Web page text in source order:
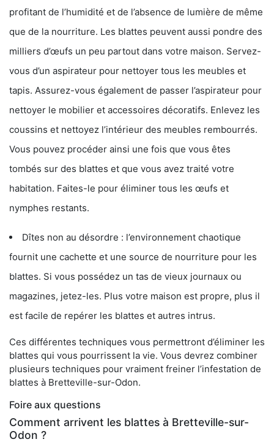
profitant de l’humidité et de l’absence de lumière de même
que de la nourriture. Les blattes peuvent aussi pondre des
milliers d’œufs un peu partout dans votre maison. Servez-
vous d’un aspirateur pour nettoyer tous les meubles et
tapis. Assurez-vous également de passer l’aspirateur pour
nettoyer le mobilier et accessoires décoratifs. Enlevez les
coussins et nettoyez l’intérieur des meubles rembourrés.
Vous pouvez procéder ainsi une fois que vous êtes
tombés sur des blattes et que vous avez traité votre
habitation. Faites-le pour éliminer tous les œufs et
nymphes restants.
Dîtes non au désordre : l’environnement chaotique
fournit une cachette et une source de nourriture pour les
blattes. Si vous possédez un tas de vieux journaux ou
magazines, jetez-les. Plus votre maison est propre, plus il
est facile de repérer les blattes et autres intrus.
Ces différentes techniques vous permettront d’éliminer les
blattes qui vous pourrissent la vie. Vous devrez combiner
plusieurs techniques pour vraiment freiner l’infestation de
blattes à Bretteville-sur-Odon.
Foire aux questions
Comment arrivent les blattes à Bretteville-sur-
Odon ?